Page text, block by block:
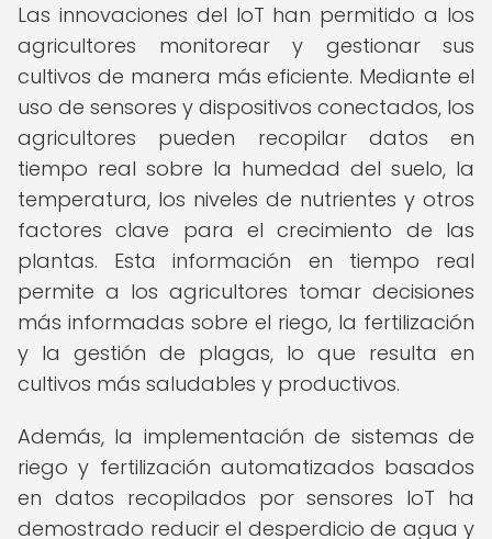
Las innovaciones del IoT han permitido a los
agricultores monitorear y gestionar sus
cultivos de manera más eficiente. Mediante el
uso de sensores y dispositivos conectados, los
agricultores pueden recopilar datos en
tiempo real sobre la humedad del suelo, la
temperatura, los niveles de nutrientes y otros
factores clave para el crecimiento de las
plantas. Esta información en tiempo real
permite a los agricultores tomar decisiones
más informadas sobre el riego, la fertilización
y la gestión de plagas, lo que resulta en
cultivos más saludables y productivos.
Además, la implementación de sistemas de
riego y fertilización automatizados basados
en datos recopilados por sensores IoT ha
demostrado reducir el desperdicio de agua y